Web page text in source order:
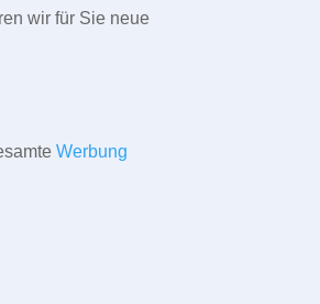
wir für Sie neue
Werbung